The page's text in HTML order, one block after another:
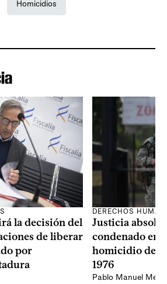
Homicidios
la decisión del
de liberar
por
DERECHOS
Justicia
condenado en
homicidio de
1976
Pablo Manuel